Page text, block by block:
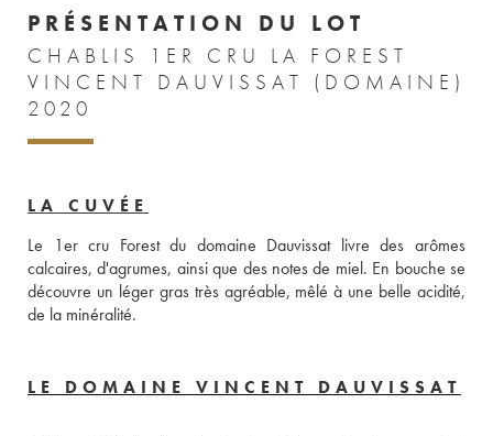
PRÉSENTATION DU LOT
CHABLIS 1ER CRU LA FOREST
VINCENT DAUVISSAT (DOMAINE)
2020
LA CUVÉE
Le 1er cru Forest du domaine Dauvissat livre des arômes
calcaires, d'agrumes, ainsi que des notes de miel. En bouche se
découvre un léger gras très agréable, mêlé à une belle acidité,
de la minéralité.
LE DOMAINE VINCENT DAUVISSAT